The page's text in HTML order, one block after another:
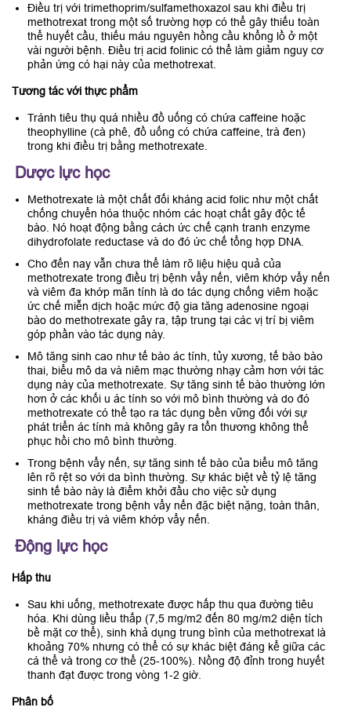
Điều trị với trimethoprim/sulfamethoxazol sau khi điều trị
methotrexat trong một số trường hợp có thể gây thiếu toàn
thể huyết cầu, thiếu máu nguyên hồng cầu khổng lồ ở một
vài người bệnh. Điều trị acid folinic có thể làm giảm nguy cơ
phản ứng có hại này của methotrexat.
Tương tác với thực phẩm
Tránh tiêu thụ quá nhiều đồ uống có chứa caffeine hoặc
theophylline (cà phê, đồ uống có chứa caffeine, trà đen)
trong khi điều trị bằng methotrexate.
Dược lực học
Methotrexate là một chất đối kháng acid folic như một chất
chống chuyển hóa thuộc nhóm các hoạt chất gây độc tế
bào. Nó hoạt động bằng cách ức chế cạnh tranh enzyme
dihydrofolate reductase và do đó ức chế tổng hợp DNA.
Cho đến nay vẫn chưa thể làm rõ liệu hiệu quả của
methotrexate trong điều trị bệnh vẩy nến, viêm khớp vẩy nến
và viêm đa khớp mãn tính là do tác dụng chống viêm hoặc
ức chế miễn dịch hoặc mức độ gia tăng adenosine ngoại
bào do methotrexate gây ra, tập trung tại các vị trí bị viêm
góp phần vào tác dụng này.
Mô tăng sinh cao như tế bào ác tính, tủy xương, tế bào bào
thai, biểu mô da và niêm mạc thường nhạy cảm hơn với tác
dụng này của methotrexate. Sự tăng sinh tế bào thường lớn
hơn ở các khối u ác tính so với mô bình thường và do đó
methotrexate có thể tạo ra tác dụng bền vững đối với sự
phát triển ác tính mà không gây ra tổn thương không thể
phục hồi cho mô bình thường.
Trong bệnh vẩy nến, sự tăng sinh tế bào của biểu mô tăng
lên rõ rệt so với da bình thường. Sự khác biệt về tỷ lệ tăng
sinh tế bào này là điểm khởi đầu cho việc sử dụng
methotrexate trong bệnh vẩy nến đặc biệt nặng, toàn thân,
kháng điều trị và viêm khớp vẩy nến.
Động lực học
Hấp thu
Sau khi uống, methotrexate được hấp thu qua đường tiêu
hóa. Khi dùng liều thấp (7,5 mg/m2 đến 80 mg/m2 diện tích
bề mặt cơ thể), sinh khả dụng trung bình của methotrexat là
khoảng 70% nhưng có thể có sự khác biệt đáng kể giữa các
cá thể và trong cơ thể (25-100%). Nồng độ đỉnh trong huyết
thanh đạt được trong vòng 1-2 giờ.
Phân bố